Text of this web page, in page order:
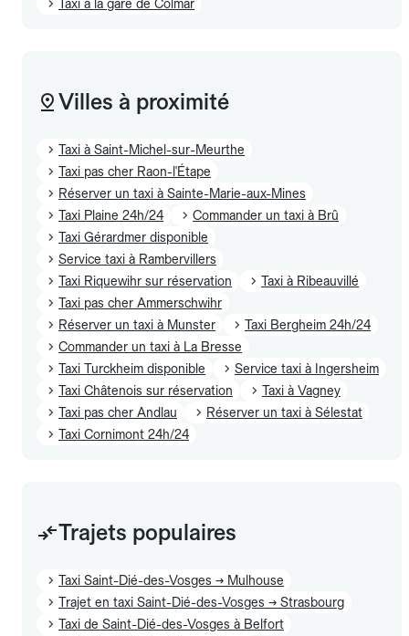
Taxi à la gare de Colmar
Villes à proximité
Taxi à Saint-Michel-sur-Meurthe
Taxi pas cher Raon-l'Étape
Réserver un taxi à Sainte-Marie-aux-Mines
Taxi Plaine 24h/24
Commander un taxi à Brû
Taxi Gérardmer disponible
Service taxi à Rambervillers
Taxi Riquewihr sur réservation
Taxi à Ribeauvillé
Taxi pas cher Ammerschwihr
Réserver un taxi à Munster
Taxi Bergheim 24h/24
Commander un taxi à La Bresse
Taxi Turckheim disponible
Service taxi à Ingersheim
Taxi Châtenois sur réservation
Taxi à Vagney
Taxi pas cher Andlau
Réserver un taxi à Sélestat
Taxi Cornimont 24h/24
Trajets populaires
Taxi Saint-Dié-des-Vosges → Mulhouse
Trajet en taxi Saint-Dié-des-Vosges → Strasbourg
Taxi de Saint-Dié-des-Vosges à Belfort